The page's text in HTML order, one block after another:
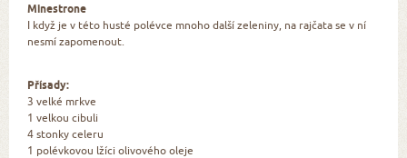
Minestrone
I když je v této husté polévce mnoho další zeleniny, na rajčata se v ní
nesmí zapomenout.
Přísady:
3 velké mrkve
1 velkou cibuli
4 stonky celeru
1 polévkovou lžíci olivového oleje